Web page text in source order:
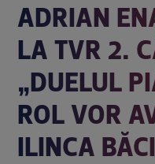
ADRIAN
LA TVR 2.
„DUELUL
ROL VOR
ILINCA